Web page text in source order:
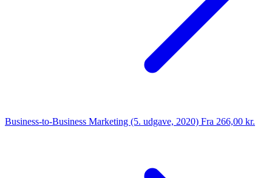
Business-to-Business Marketing (5. udgave, 2020) Fra 266,00 kr.